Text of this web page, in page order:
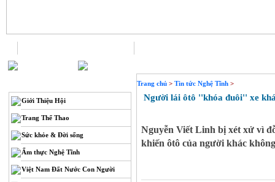
Giới Thiệu Hội
Trang Thể Thao
Sức khỏe & Đời sống
Ẩm thực Nghệ Tĩnh
Việt Nam Đất Nước Con Người
Trang chủ > Tin tức Nghệ Tĩnh >
Người lái ôtô ''khóa đuôi'' xe
Nguyễn Viết Linh bị xét xử vì
khiến ôtô của người khác